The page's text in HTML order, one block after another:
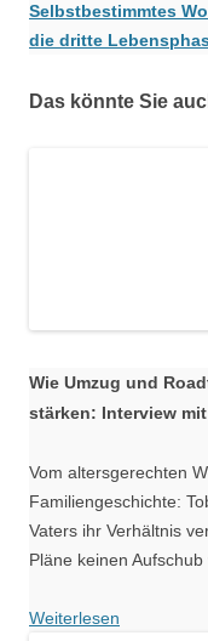
Selbstbestimmtes
die dritte
Das könnte Sie
Wie Umzug und
stärken: Interview
Vom altersgerechten
Familiengeschichte:
Vaters ihr Verhältnis
Pläne keinen
Weiterlesen